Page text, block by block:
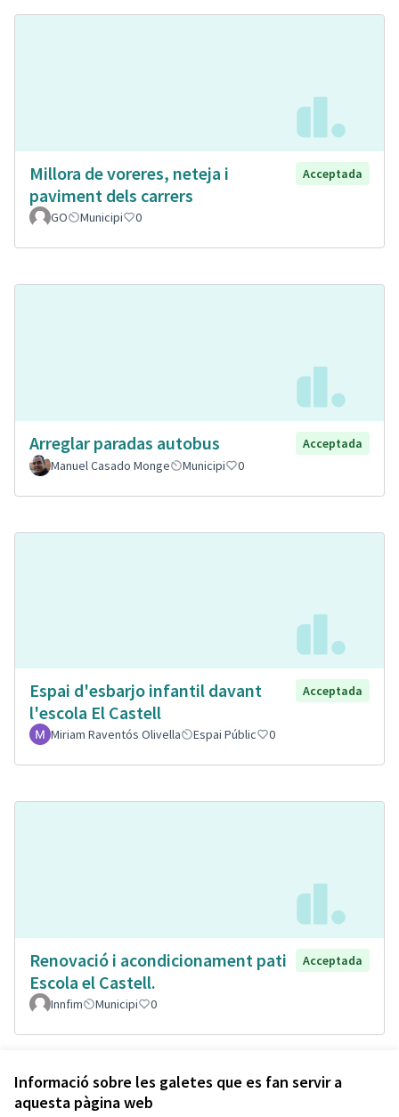
Informació sobre les galetes que es fan servir a
aquesta pàgina web
Millora de voreres, neteja i
paviment dels carrers
Acceptada
GO Municipi 0
Arreglar paradas autobus
Acceptada
Manuel Casado Monge
Municipi 0
Espai d'esbarjo infantil davant
l'escola El Castell
Acceptada
Miriam Raventós Olivella Espai Públic 0
Renovació i acondicionament pati
Escola el Castell.
Acceptada
Innfim Municipi 0
Veure totes les propostes retirades